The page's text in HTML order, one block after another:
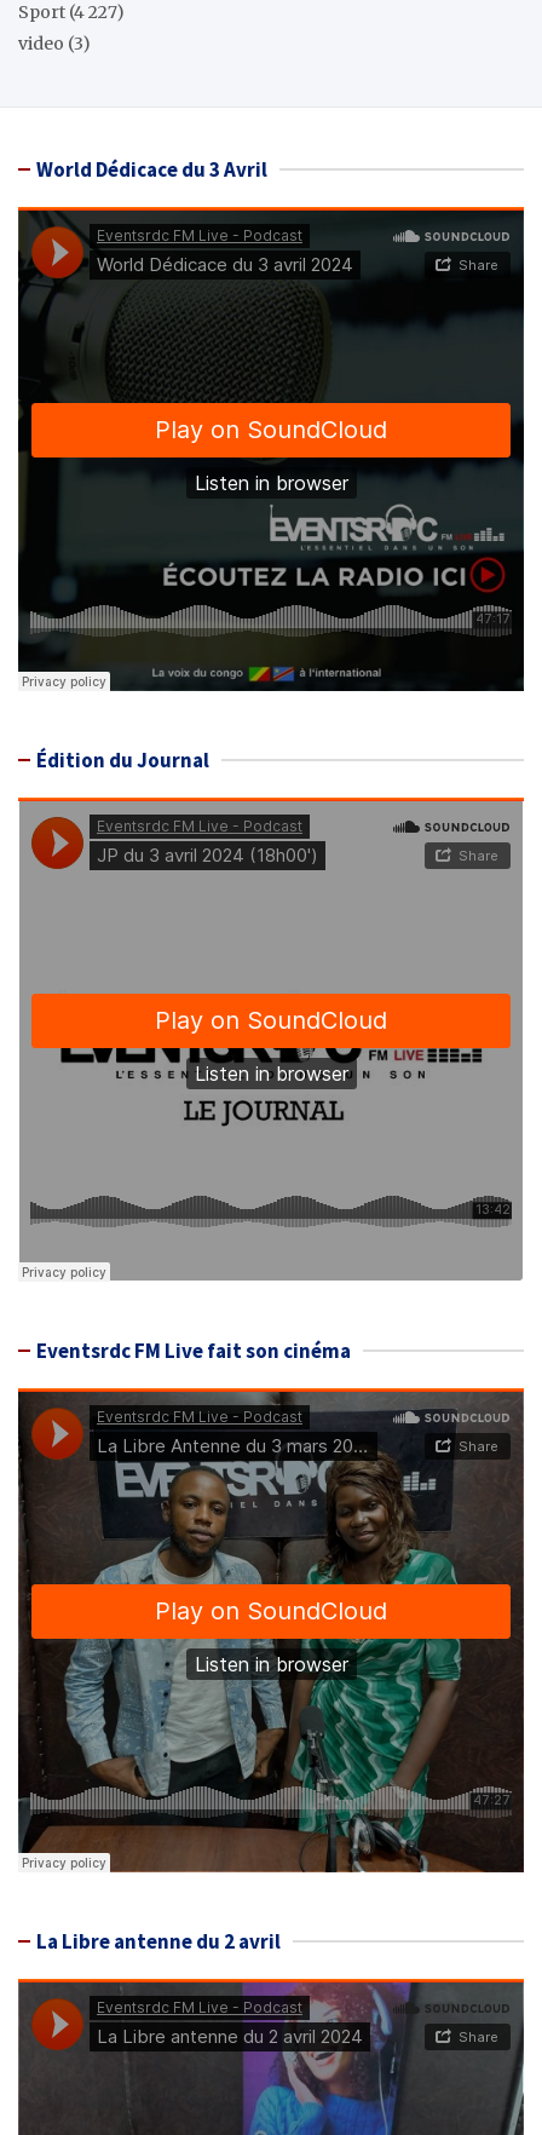
Sport (4 227)
video (3)
World Dédicace du 3 Avril
Édition du Journal
Eventsrdc FM Live fait son cinéma
La Libre antenne du 2 avril